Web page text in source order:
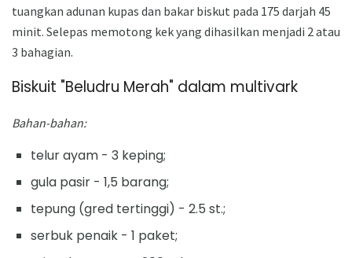
tuangkan adunan kupas dan bakar biskut pada 175 darjah 45
minit. Selepas memotong kek yang dihasilkan menjadi 2 atau
3 bahagian.
Biskuit "Beludru Merah" dalam multivark
Bahan-bahan:
telur ayam - 3 keping;
gula pasir - 1,5 barang;
tepung (gred tertinggi) - 2.5 st.;
serbuk penaik - 1 paket;